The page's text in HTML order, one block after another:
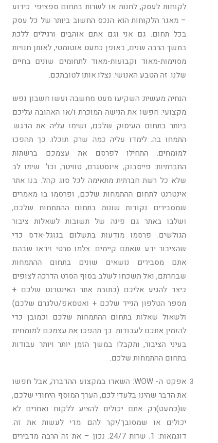
לקוחות לעסק, לחנות או לשרות בתחום ספציפי. כידוע
– מאגר הלקוחות הוא הנכס החשוב ביותר של כל עסק
בכל תחום. גם אני וגם אתם אוהבים ורגילים ללכת
במשך הרבה שנים, באופן כמעט אוטומטי, לאותן חנויות
מסוימות-מאוד וקבועות-מאוד לתחומים שונים בחיים
שלנו. זה הטבע האנושי. נצלו אותו לטובתכם.
הנחיה מעשית: השקיעו מעט מחשבה ועשו חשבון נפש
מקצועי. חפשו את הנישה המוכרת ו/או האהובה עליכם
ביותר בתחום העיסוק שלכם, ושימו עליה את הדגש.
התמחו בה. לימדו עליה כמה שרק תוכלו. כך תהפכו
למומחים. התחילו לפרסם את עצמכם ברשתות
החברתיות: פייסבוק, אינסטגרם, טוויטר, וכו'. שימו לב
שלא כל רשת חברתית מתאימה לכל סוג קהל. בנו אתר
אינטרנט לתחום ההתמחות שלכם, ופרסמו בו מאמרים
שמסבירים נקודות שונות בתחום ההתמחות שלכם,
ושלבו באתר גם פינה של תשובות לשאלות ציבור
הגולשים. פרסמו מודעות בתשלום בגוגל-אדס כדי
שהציבור ידע שאתם קיימים. צלמו סרטי וידאו שבהם
אתם מסבירים נושאים שונים בתחום ההתמחות
שבחרתם, ואל תשכחו לשלב בסוף הסרט הדרכה לצופים
כיצד להגיע אליכם (כתובת אתר האינטרנט שלכם +
מספר הטלפון הנייד שלכם + ואטסאפ/טלגרם שלכם)
ולשאול שאלות בתחום ההתמחות שלכם וכמובן כדי
להזמין אתכם לעבודות. כך תהפכו את עצמכם למומחים
בעיני הציבור, ותקבלו במשך הזמן יותר ויותר עבודות
בתחום ההתמחות שלכם.
אפקט ה- WOW: השארו במקצוע ההדברה, אבל חפשו
את הדבר שהינו בלעדי לכם, הערך המוסף היחודי שלכם,
ש(כמעט)רק אתם יכולים להציע ללקוח ואחרים לא
יכולים או שמסובך/יקר להם מדי לעשות את זה.
דוגמאות: 1. שרות 24/7. נכון – את זה הרבה מדבירים